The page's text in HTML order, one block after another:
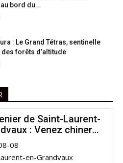
bord du...
: Le Grand Tétras, sentinelle
des forêts d’altitude
de Saint-Laurent-
: Venez chiner
cause !
08
en-Grandvaux